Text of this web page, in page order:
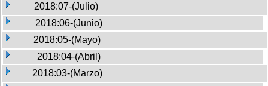
2018:07-(Julio)
2018:06-(Junio)
2018:05-(Mayo)
2018:04-(Abril)
2018:03-(Marzo)